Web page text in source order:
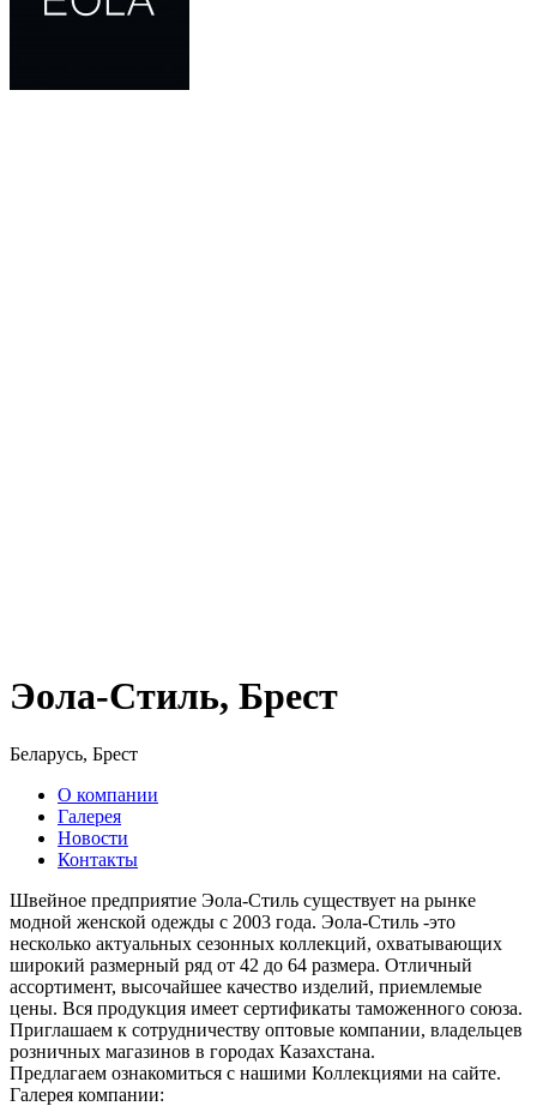
Эола-Стиль, Брест
Беларусь, Брест
О компании
Галерея
Новости
Контакты
Швейное предприятие Эола-Стиль существует на рынке
модной женской одежды с 2003 года. Эола-Стиль -это
несколько актуальных сезонных коллекций, охватывающих
широкий размерный ряд от 42 до 64 размера. Отличный
ассортимент, высочайшее качество изделий, приемлемые
цены. Вся продукция имеет сертификаты таможенного союза.
Приглашаем к сотрудничеству оптовые компании, владельцев
розничных магазинов в городах Казахстана.
Предлагаем ознакомиться с нашими Коллекциями на сайте.
Галерея компании: